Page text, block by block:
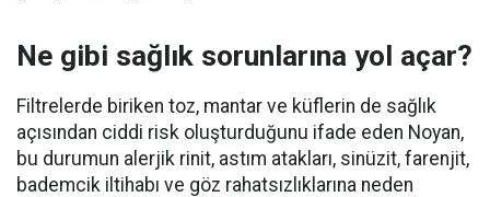
Ne gibi sağlık sorunlarına yol açar?
Filtrelerde biriken toz, mantar ve küflerin de sağlık
açısından ciddi risk oluşturduğunu ifade eden Noyan,
bu durumun alerjik rinit, astım atakları, sinüzit, farenjit,
bademcik iltihabı ve göz rahatsızlıklarına neden